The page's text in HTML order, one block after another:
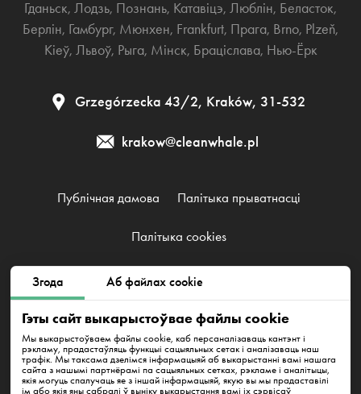
Згода Аб файлах cookie
Гэты сайт выкарыстоўвае файлы cookie
Мы выкарыстоўваем файлы cookie, каб персаналізаваць кантэнт і
рэкламу, прадастаўляць функцыі сацыяльных сетак і аналізаваць наш
трафік. Мы таксама дзелімся інфармацыяй аб выкарыстанні вамі нашага
сайта з нашымі партнёрамі па сацыяльных сетках, рэкламе і аналітыцы,
якія могуць спалучаць яе з іншай інфармацыяй, якую вы мы прадаставілі
ім або якія яны сабралі ў выніку выкарыстання вамі іх сэрвісаў
Гданьск, Лодзь, Познань, Катавіцэ, Люблін, Беласток,
Берлін, Гамбург, Мюнхен, Frankfurt, Прага, Brno, Plzeň,
Кіеў, Львоў, Рыга, Мінск, Браціслава, Нью-Ёрк
Grzegórzecka 43/2, Kraków, 31-532
krakow@cleanwhale.pl
Публічная дамова Палітыка прыватнасці
Палітыка cookies
Clean Whale Sp. z o.o., KRS 0000868230, NIP: 6751738063,
REGON: 38745511400000
Grzegórzecka 43/2, Kraków, 31-532